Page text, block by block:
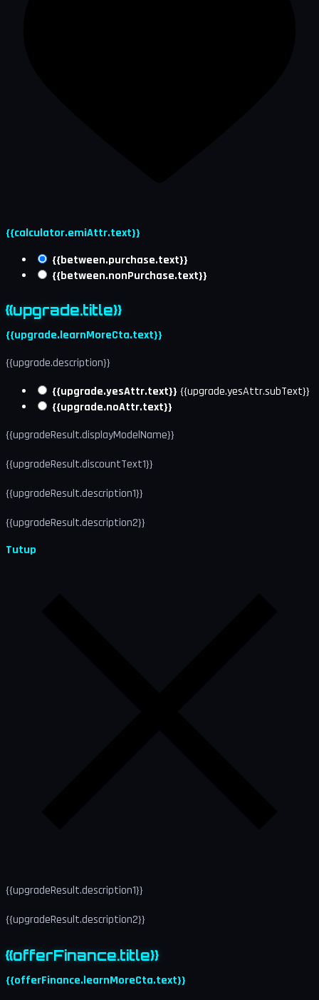
{{calculator.emiAttr.text}}
{{between.purchase.text}}
{{between.nonPurchase.text}}
{{upgrade.title}}
{{upgrade.learnMoreCta.text}}
{{upgrade.description}}
{{upgrade.yesAttr.text}} {{upgrade.yesAttr.subText}}
{{upgrade.noAttr.text}}
{{upgradeResult.displayModelName}}
{{upgradeResult.discountText1}}
{{upgradeResult.description1}}
{{upgradeResult.description2}}
Tutup
{{upgradeResult.description1}}
{{upgradeResult.description2}}
{{offerFinance.title}}
{{offerFinance.learnMoreCta.text}}